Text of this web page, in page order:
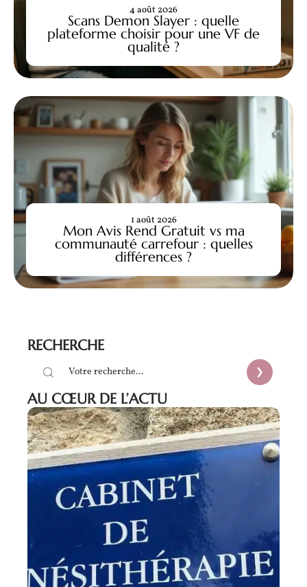
Scans Demon Slayer : quelle
plateforme choisir pour une VF de
qualité ?
4 août 2026
Mon Avis Rend Gratuit vs ma
communauté carrefour : quelles
différences ?
1 août 2026
RECHERCHE
AU CŒUR DE L’ACTU